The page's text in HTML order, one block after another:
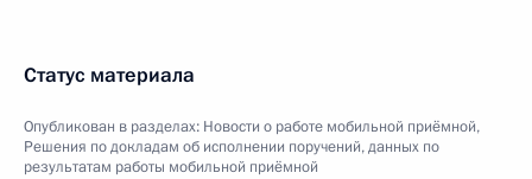
Статус материала
Опубликован в разделах: Новости о работе мобильной приёмной,
Решения по докладам об исполнении поручений, данных по
результатам работы мобильной приёмной